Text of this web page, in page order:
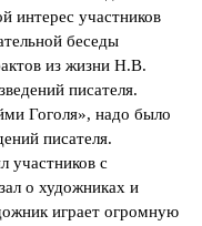
интерес участников
беседы
из жизни Н.В.
писателя.
Гоголя», надо было
писателя.
участников с
о художниках и
играет огромную